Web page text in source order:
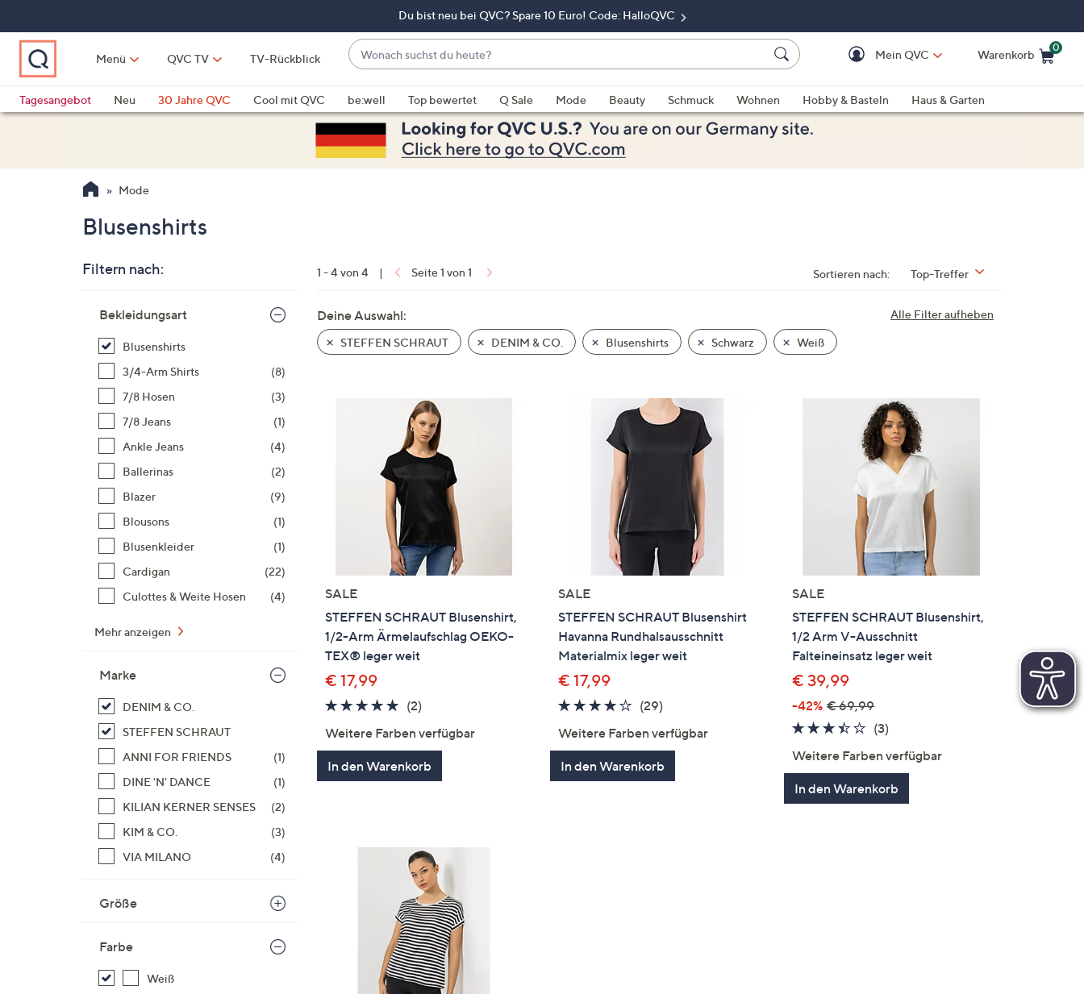
springen
Du bist neu bei QVC? Spare 10 Euro! Code: HalloQVC
Menü QVC TV TV-Rückblick
Wonach
suchst
du
heute?
Vorschläge
verfügbar
sind,
verwenden
und
unten
oder
wischen
anzuzeigen.
Mein QVC Warenkorb
0
Tagesangebot
Neu 30 Jahre QVC Cool mit QVC be:well Top bewertet Q Sale Mode Beauty Schmuck Wohnen Hobby & Basteln
Haus & Garten
Mode
Blusenshirts
Filtern nach:
Produktliste
Bekleidungsart
Blusenshirts
3/4-Arm Shirts
(8)
7/8 Hosen
(3)
7/8 Jeans
(1)
Ankle Jeans
(4)
Ballerinas
(2)
Blazer
(9)
Blousons
(1)
Blusenkleider
(1)
Cardigan
(22)
Culottes & Weite Hosen
(4)
Mehr anzeigen
Marke
DENIM & CO.
STEFFEN SCHRAUT
ANNI FOR FRIENDS
(1)
DINE 'N' DANCE
(1)
KILIAN KERNER SENSES
(2)
KIM & CO.
(3)
VIA MILANO
(4)
Größe
Farbe
Weiß
1 - 4 von 4 | Seite 1 von 1 Sortieren nach: Top-Treffer
Alle Filter aufheben
Deine Auswahl:
STEFFEN SCHRAUT DENIM & CO. Blusenshirts Schwarz Weiß
SALE
STEFFEN SCHRAUT Blusenshirt,
1/2-Arm Ärmelaufschlag OEKO-
TEX® leger weit
€ 17,99
5.0
5
(2)2
Weitere Farben verfügbar
In den Warenkorb
SALE
STEFFEN SCHRAUT Blusenshirt
Havanna Rundhalsausschnitt
Materialmix leger weit
€ 17,99
4.0
5
(29)
Weitere Farben verfügbar
In den Warenkorb
SALE
STEFFEN SCHRAUT Blusenshirt,
1/2 Arm V-Ausschnitt
Falteineinsatz leger weit
€ 39,99
-42% € 69,99
3.3
5
(3)
Weitere Farben verfügbar
In den Warenkorb